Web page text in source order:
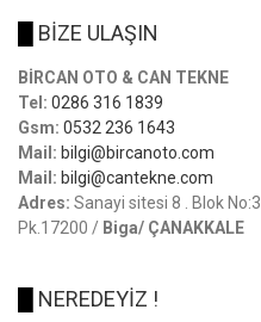
BİZE ULAŞIN
BİRCAN OTO & CAN TEKNE
Tel: 0286 316 1839
Gsm: 0532 236 1643
Mail: bilgi@bircanoto.com
Mail: bilgi@cantekne.com
Adres: Sanayi sitesi 8 . Blok No:3
Pk.17200 / Biga/ ÇANAKKALE
NEREDEYİZ !